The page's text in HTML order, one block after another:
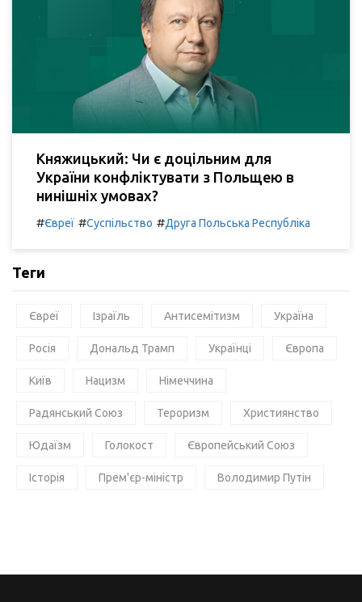
Княжицький: Чи є доцільним для
України конфліктувати з Польщею в
нинішніх умовах?
#Євреї #Суспільство #Друга Польська Республіка
Теги
Євреї Ізраїль Антисемітизм Україна
Росія Дональд Трамп Українці Європа
Київ Нацизм Німеччина
Радянський Союз Тероризм Християнство
Юдаїзм Голокост Європейський Союз
Історія Прем'єр-міністр Володимир Путін